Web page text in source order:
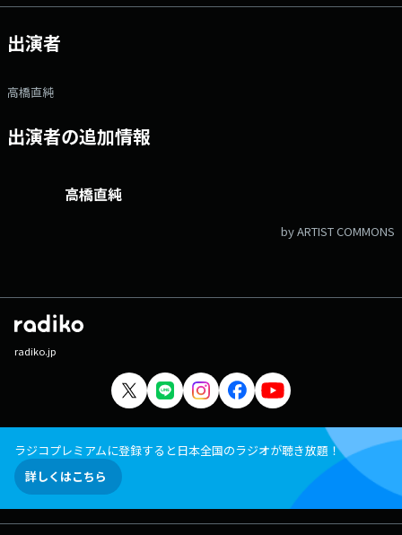
出演者
高橋直純
出演者の追加情報
高橋直純
by ARTIST COMMONS
radiko.jp
ラジコプレミアムに登録すると日本全国のラジオが聴き放題！
詳しくはこちら